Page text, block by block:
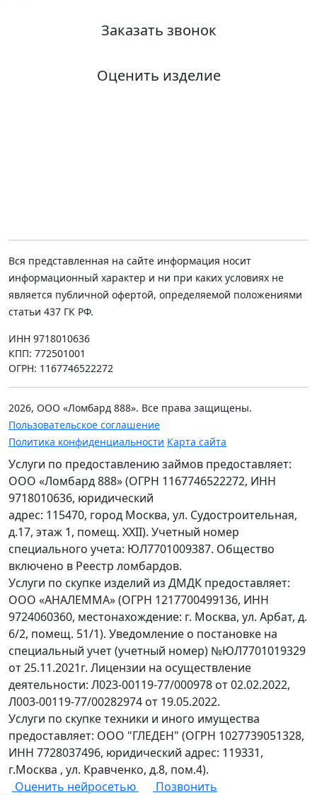
Заказать звонок
Оценить изделие
Вся представленная на сайте информация носит
информационный характер и ни при каких условиях не
является публичной офертой, определяемой положениями
статьи 437 ГК РФ.
ИНН 9718010636
КПП: 772501001
ОГРН: 1167746522272
2026, ООО «Ломбард 888». Все права защищены.
Пользовательское соглашение
Политика конфиденциальности Карта сайта
Услуги по предоставлению займов предоставляет:
ООО «Ломбард 888» (ОГРН 1167746522272, ИНН
9718010636, юридический
адрес: 115470, город Москва, ул. Судостроительная,
д.17, этаж 1, помещ. XXII). Учетный номер
специального учета: ЮЛ7701009387. Общество
включено в Реестр ломбардов.
Услуги по скупке изделий из ДМДК предоставляет:
ООО «АНАЛЕММА» (ОГРН 1217700499136, ИНН
9724060360, местонахождение: г. Москва, ул. Арбат, д.
6/2, помещ. 51/1). Уведомление о постановке на
специальный учет (учетный номер) №ЮЛ7701019329
от 25.11.2021г. Лицензии на осуществление
деятельности: Л023-00119-77/000978 от 02.02.2022,
Л003-00119-77/00282974 от 19.05.2022.
Услуги по скупке техники и иного имущества
предоставляет: ООО "ГЛЕДЕН" (ОГРН 1027739051328,
ИНН 7728037496, юридический адрес: 119331,
г.Москва , ул. Кравченко, д.8, пом.4).
Оценить нейросетью
Позвонить